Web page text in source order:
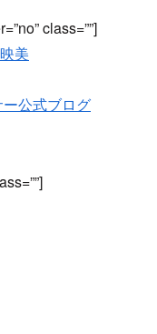
class=””]
ー公式ブログ